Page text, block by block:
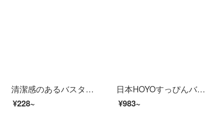
清潔感のあるバスタオル男性純綿成人男女家庭用吸水速乾軟新疆長綿包巾ホテル大浴タオルW 0599深灰（A類標準/柔らかくて厚い/強い吸水）
¥228~
日本HOYOすっぴんバスタオル家庭用大人男女純綿バスタオルAB面速乾吸水綿大タオルタオルタオルタオル巻き桜若
¥983~